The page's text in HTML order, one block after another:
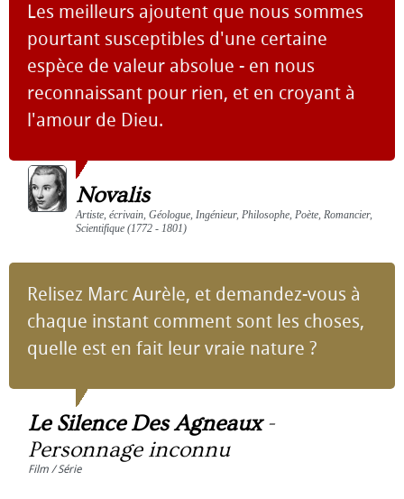
Les meilleurs ajoutent que nous sommes
pourtant susceptibles d'une certaine
espèce de valeur absolue - en nous
reconnaissant pour rien, et en croyant à
l'amour de Dieu.
Novalis
Artiste, écrivain, Géologue, Ingénieur, Philosophe, Poète, Romancier,
Scientifique (1772 - 1801)
Relisez Marc Aurèle, et demandez-vous à
chaque instant comment sont les choses,
quelle est en fait leur vraie nature ?
Le Silence Des Agneaux-
Personnage inconnu
Film / Série